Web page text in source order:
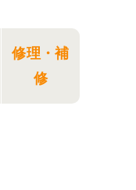
修理・補
修